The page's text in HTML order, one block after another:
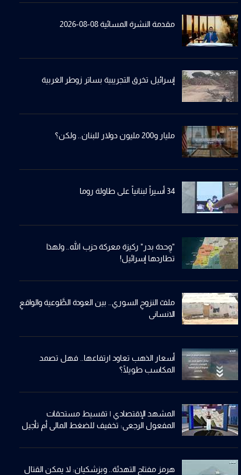
مقدمة النشرة المسائية 08-08-2026
إسرائيل تخرِق التجريبية بساترِ زوطر الغربية
مليار و200 مليون دولار للبنان.. ولكن؟
34 أسيراً لبنانياً على طاولة روما
"وِحدة بدر" ركيزة معركة حزب الله.. ولهذا
تطاردها إسرائيل!
ملفّ النزوحِ السوري.. بين العودة الطَّوعية والواقعِ
الانساني
أسعار الذهب تعاود ارتفاعها.. فهل تصمد
المكاسب طويلًا؟
المشهد الإقتصادي | تقسيط مستحقات
المفعول الرجعي: تخفيف للضغط المالي أم تأجيل
هرمز مفتاح التهدئة.. وبزشكيان: لا يمكن القتال